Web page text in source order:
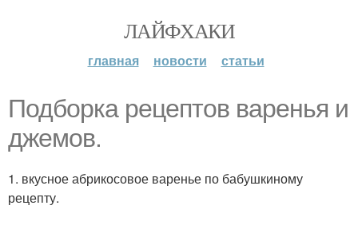
ЛАЙФХАКИ
главная новости статьи
Подборка рецептов варенья и
джемов.
1. вкусное абрикосовое варенье по бабушкиному
рецепту.